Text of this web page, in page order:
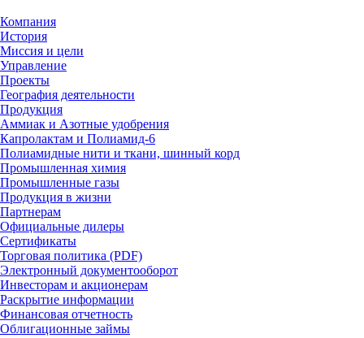
Компания
История
Миссия и цели
Управление
Проекты
География деятельности
Продукция
Аммиак и Азотные удобрения
Капролактам и Полиамид-6
Полиамидные нити и ткани, шинный корд
Промышленная химия
Промышленные газы
Продукция в жизни
Партнерам
Официальные дилеры
Сертификаты
Торговая политика (PDF)
Электронный документооборот
Инвесторам и акционерам
Раскрытие информации
Финансовая отчетность
Облигационные займы